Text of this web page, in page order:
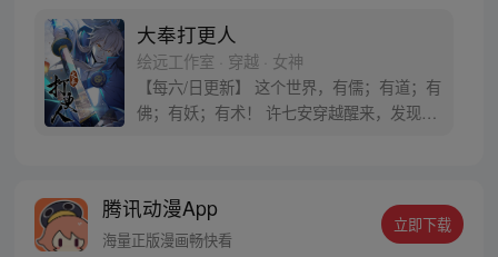
大奉打更人
绘远工作室 · 穿越 · 女神
【每六/日更新】 这个世界，有儒；有道；有
佛；有妖；有术！ 许七安穿越醒来，发现自
者卖报小郎君同名小说 QQ群号：
799493374
腾讯动漫App
海量正版漫画畅快看
立即下载